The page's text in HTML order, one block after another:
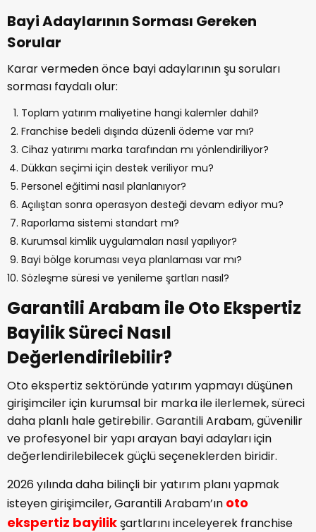
Bayi Adaylarının Sorması Gereken
Sorular
Karar vermeden önce bayi adaylarının şu soruları
sorması faydalı olur:
Toplam yatırım maliyetine hangi kalemler dahil?
Franchise bedeli dışında düzenli ödeme var mı?
Cihaz yatırımı marka tarafından mı yönlendiriliyor?
Dükkan seçimi için destek veriliyor mu?
Personel eğitimi nasıl planlanıyor?
Açılıştan sonra operasyon desteği devam ediyor mu?
Raporlama sistemi standart mı?
Kurumsal kimlik uygulamaları nasıl yapılıyor?
Bayi bölge koruması veya planlaması var mı?
Sözleşme süresi ve yenileme şartları nasıl?
Garantili Arabam ile Oto Ekspertiz
Bayilik Süreci Nasıl
Değerlendirilebilir?
Oto ekspertiz sektöründe yatırım yapmayı düşünen
girişimciler için kurumsal bir marka ile ilerlemek, süreci
daha planlı hale getirebilir. Garantili Arabam, güvenilir
ve profesyonel bir yapı arayan bayi adayları için
değerlendirilebilecek güçlü seçeneklerden biridir.
2026 yılında daha bilinçli bir yatırım planı yapmak
isteyen girişimciler, Garantili Arabam’ın oto
ekspertiz bayilikşartlarını inceleyerek franchise